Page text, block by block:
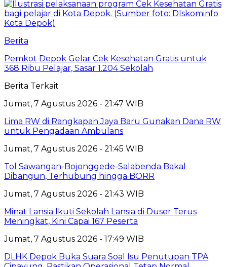
Berita
Pemkot Depok Gelar Cek Kesehatan Gratis untuk
368 Ribu Pelajar, Sasar 1.204 Sekolah
Berita Terkait
Jumat, 7 Agustus 2026 - 21:47 WIB
Lima RW di Rangkapan Jaya Baru Gunakan Dana RW
untuk Pengadaan Ambulans
Jumat, 7 Agustus 2026 - 21:45 WIB
Tol Sawangan-Bojonggede-Salabenda Bakal
Dibangun, Terhubung hingga BORR
Jumat, 7 Agustus 2026 - 21:43 WIB
Minat Lansia Ikuti Sekolah Lansia di Duser Terus
Meningkat, Kini Capai 167 Peserta
Jumat, 7 Agustus 2026 - 17:49 WIB
DLHK Depok Buka Suara Soal Isu Penutupan TPA